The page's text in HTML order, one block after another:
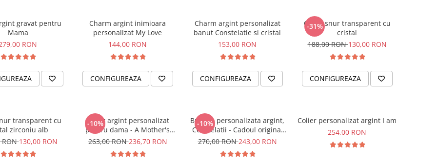
gravat pentru
Mama
RON
Charm argint inimioara
personalizat My Love
144,00 RON
CONFIGUREAZA
Charm argint personalizat
banut Constelatie si cristal
153,00 RON
CONFIGUREAZA
-31%
Colier snur transparent cu
cristal
188,00 RON130,00 RON
CONFIGUREAZA
transparent cu
zirconiu alb
RON130,00 RON
-10%
Colier argint personalizat
pentru dama - A Mother's
Love
263,00 RON236,70 RON
-10%
Bratara personalizata argint,
Constelatii - Cadoul original
pentru sora sau prietena ta
270,00 RON243,00 RON
Colier personalizat argint I am
254,00 RON